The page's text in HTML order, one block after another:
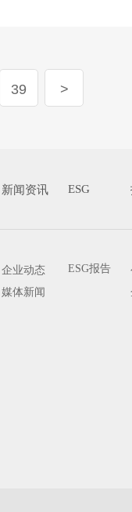
39
新闻资讯
企业动态
媒体新闻
ESG
ESG报告